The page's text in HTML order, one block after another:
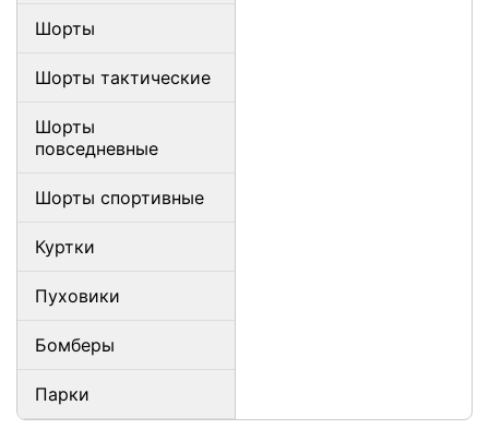
Шорты
Шорты тактические
Шорты
повседневные
Шорты спортивные
Куртки
Пуховики
Бомберы
Парки